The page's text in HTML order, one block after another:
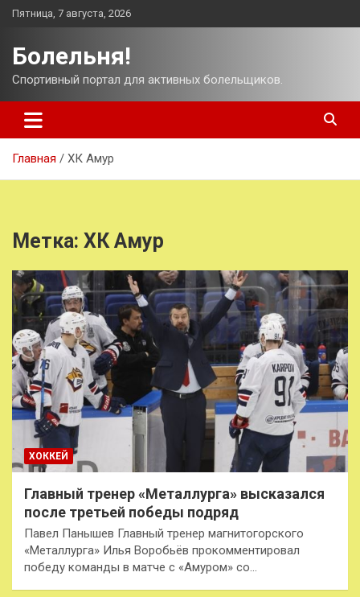
Перейти
Пятница, 7 августа, 2026
Болельня!
Спортивный портал для активных болельщиков.
Главная ХК Амур
Метка: ХК Амур
ХОККЕЙ
Главный тренер «Металлурга» высказался
после третьей победы подряд
Павел Панышев Главный тренер магнитогорского
«Металлурга» Илья Воробьёв прокомментировал
победу команды в матче с «Амуром» со…